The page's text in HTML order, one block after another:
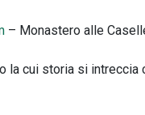
– Monastero alle
la cui storia si intreccia